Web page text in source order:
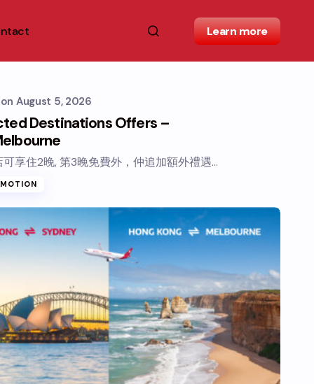
Learn more
on August 5, 2026
Destinations Offers –
享住2晚, 第3晚免費外，仲追加額外禮遇…